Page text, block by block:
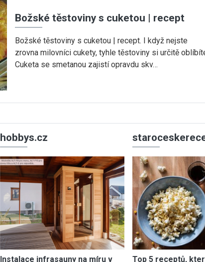
Božské těstoviny s cuketou | recept
Božské těstoviny s cuketou | recept. I když nejste
zrovna milovníci cukety, tyhle těstoviny si určitě
Cuketa se smetanou zajistí opravdu skv…
hobbys.cz
Instalace infrasauny na míru v Top 5 receptů,